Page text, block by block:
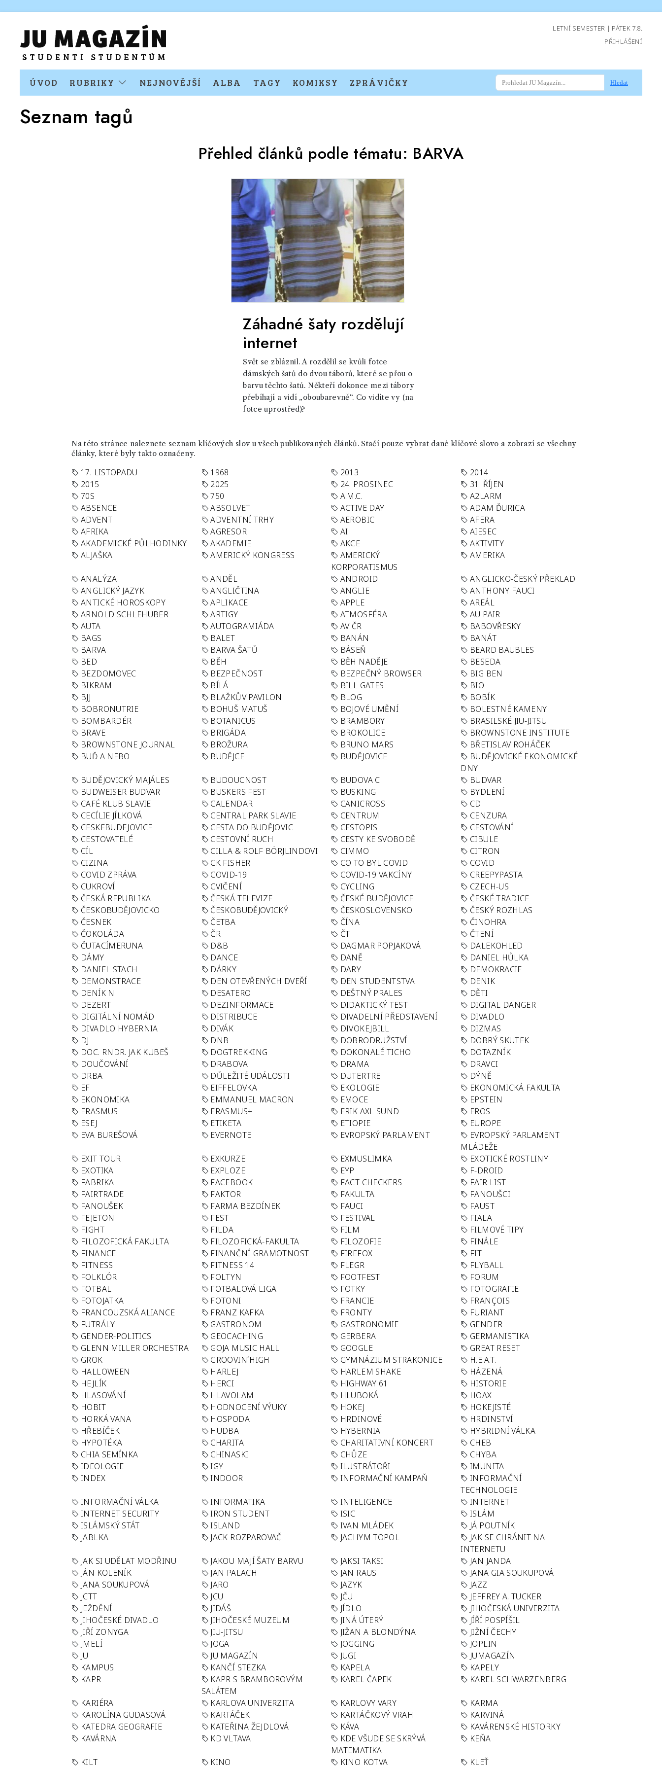
LETNÍ SEMESTER | PÁTEK 7.8.
PŘIHLÁŠENÍ
ÚVOD RUBRIKY NEJNOVĚJŠÍ ALBA TAGY KOMIKSY ZPRÁVIČKY Hledat
Seznam tagů
Přehled článků podle tématu: BARVA
Záhadné šaty rozdělují
internet
Svět se zbláznil. A rozdělil se kvůli fotce
dámských šatů do dvou táborů, které se přou o
barvu těchto šatů. Někteří dokonce mezi tábory
přebíhají a vidí „oboubarevně“. Co vidíte vy (na
fotce uprostřed)?
Na této stránce naleznete seznam klíčových slov u všech publikovaných článků. Stačí pouze vybrat dané klíčové slovo a zobrazí se všechny
články, které byly takto označeny.
17. LISTOPADU 1968 2013
2014
2015
2025 24. PROSINEC
31. ŘÍJEN
70S
750 A.M.C.
A2LARM
ABSENCE
ABSOLVET ACTIVE DAY
ADAM ĎURICA
ADVENT
ADVENTNÍ TRHY AEROBIC
AFERA
AFRIKA
AGRESOR AI
AIESEC
AKADEMICKÉ PŮLHODINKY
AKADEMIE AKCE
AKTIVITY
ALJAŠKA
AMERICKÝ KONGRESS
AMERICKÝ
KORPORATISMUS
AMERIKA
ANALÝZA ANDĚL ANDROID
ANGLICKO-ČESKÝ PŘEKLAD
ANGLICKÝ JAZYK
ANGLIČTINA ANGLIE
ANTHONY FAUCI
ANTICKÉ HOROSKOPY
APLIKACE APPLE
AREÁL
ARNOLD SCHLEHUBER
ARTIGY ATMOSFÉRA
AU PAIR
AUTA
AUTOGRAMIÁDA AV ČR
BABOVŘESKY
BAGS
BALET BANÁN
BANÁT
BARVA
BARVA ŠATŮ BÁSEŇ
BEARD BAUBLES
BED
BĚH BĚH NADĚJE
BESEDA
BEZDOMOVEC
BEZPEČNOST BEZPEČNÝ BROWSER
BIG BEN
BIKRAM
BÍLÁ BILL GATES
BIO
BJJ
BLAŽKŮV PAVILON BLOG
BOBÍK
BOBRONUTRIE
BOHUŠ MATUŠ BOJOVÉ UMĚNÍ
BOLESTNÉ KAMENY
BOMBARDÉR
BOTANICUS BRAMBORY
BRASILSKÉ JIU-JITSU
BRAVE
BRIGÁDA BROKOLICE
BROWNSTONE INSTITUTE
BROWNSTONE JOURNAL
BROŽURA BRUNO MARS
BŘETISLAV ROHÁČEK
BUĎ A NEBO
BUDĚJCE BUDĚJOVICE
BUDĚJOVICKÉ EKONOMICKÉ
DNY
BUDĚJOVICKÝ MAJÁLES
BUDOUCNOST BUDOVA C
BUDVAR
BUDWEISER BUDVAR
BUSKERS FEST BUSKING
BYDLENÍ
CAFÉ KLUB SLAVIE
CALENDAR CANICROSS
CD
CECÍLIE JÍLKOVÁ
CENTRAL PARK SLAVIE CENTRUM
CENZURA
CESKEBUDEJOVICE
CESTA DO BUDĚJOVIC CESTOPIS
CESTOVÁNÍ
CESTOVATELÉ
CESTOVNÍ RUCH CESTY KE SVOBODĚ
CIBULE
CÍL
CILLA & ROLF BÖRJLINDOVI CIMMO
CITRON
CIZINA
CK FISHER CO TO BYL COVID
COVID
COVID ZPRÁVA
COVID-19 COVID-19 VAKCÍNY
CREEPYPASTA
CUKROVÍ
CVIČENÍ CYCLING
CZECH-US
ČESKÁ REPUBLIKA
ČESKÁ TELEVIZE ČESKÉ BUDĚJOVICE
ČESKÉ TRADICE
ČESKOBUDĚJOVICKO
ČESKOBUDĚJOVICKÝ ČESKOSLOVENSKO
ČESKÝ ROZHLAS
ČESNEK
ČETBA ČÍNA
ČINOHRA
ČOKOLÁDA
ČR ČT
ČTENÍ
ČUTACÍMERUNA
D&B DAGMAR POPJAKOVÁ
DALEKOHLED
DÁMY
DANCE DANĚ
DANIEL HŮLKA
DANIEL STACH
DÁRKY DARY
DEMOKRACIE
DEMONSTRACE
DEN OTEVŘENÝCH DVEŘÍ DEN STUDENTSTVA
DENIK
DENÍK N
DESATERO DEŠTNÝ PRALES
DĚTI
DEZERT
DEZINFORMACE DIDAKTICKÝ TEST
DIGITAL DANGER
DIGITÁLNÍ NOMÁD
DISTRIBUCE DIVADELNÍ PŘEDSTAVENÍ
DIVADLO
DIVADLO HYBERNIA
DIVÁK DIVOKEJBILL
DIZMAS
DJ
DNB DOBRODRUŽSTVÍ
DOBRÝ SKUTEK
DOC. RNDR. JAK KUBEŠ
DOGTREKKING DOKONALÉ TICHO
DOTAZNÍK
DOUČOVÁNÍ
DRABOVA DRAMA
DRAVCI
DRBA
DŮLEŽITÉ UDÁLOSTI DUTERTRE
DÝNĚ
EF
EIFFELOVKA EKOLOGIE
EKONOMICKÁ FAKULTA
EKONOMIKA
EMMANUEL MACRON EMOCE
EPSTEIN
ERASMUS
ERASMUS+ ERIK AXL SUND
EROS
ESEJ
ETIKETA ETIOPIE
EUROPE
EVA BUREŠOVÁ
EVERNOTE EVROPSKÝ PARLAMENT
EVROPSKÝ PARLAMENT
MLÁDEŽE
EXIT TOUR
EXKURZE EXMUSLIMKA
EXOTICKÉ ROSTLINY
EXOTIKA
EXPLOZE EYP
F-DROID
FABRIKA
FACEBOOK FACT-CHECKERS
FAIR LIST
FAIRTRADE
FAKTOR FAKULTA
FANOUŠCI
FANOUŠEK
FARMA BEZDÍNEK FAUCI
FAUST
FEJETON
FEST FESTIVAL
FIALA
FIGHT
FILDA FILM
FILMOVÉ TIPY
FILOZOFICKÁ FAKULTA
FILOZOFICKÁ-FAKULTA FILOZOFIE
FINÁLE
FINANCE
FINANČNÍ-GRAMOTNOST FIREFOX
FIT
FITNESS
FITNESS 14 FLEGR
FLYBALL
FOLKLÓR
FOLTYN FOOTFEST
FORUM
FOTBAL
FOTBALOVÁ LIGA FOTKY
FOTOGRAFIE
FOTOJATKA
FOTONI FRANCIE
FRANÇOIS
FRANCOUZSKÁ ALIANCE
FRANZ KAFKA FRONTY
FURIANT
FUTRÁLY
GASTRONOM GASTRONOMIE
GENDER
GENDER-POLITICS
GEOCACHING GERBERA
GERMANISTIKA
GLENN MILLER ORCHESTRA
GOJA MUSIC HALL GOOGLE
GREAT RESET
GROK
GROOVIN´HIGH GYMNÁZIUM STRAKONICE
H.E.A.T.
HALLOWEEN
HARLEJ HARLEM SHAKE
HÁZENÁ
HEJLÍK
HERCI HIGHWAY 61
HISTORIE
HLASOVÁNÍ
HLAVOLAM HLUBOKÁ
HOAX
HOBIT
HODNOCENÍ VÝUKY HOKEJ
HOKEJISTÉ
HORKÁ VANA
HOSPODA HRDINOVÉ
HRDINSTVÍ
HŘEBÍČEK
HUDBA HYBERNIA
HYBRIDNÍ VÁLKA
HYPOTÉKA
CHARITA CHARITATIVNÍ KONCERT
CHEB
CHIA SEMÍNKA
CHINASKI CHŮZE
CHYBA
IDEOLOGIE
IGY ILUSTRÁTOŘI
IMUNITA
INDEX
INDOOR INFORMAČNÍ KAMPAŇ
INFORMAČNÍ
TECHNOLOGIE
INFORMAČNÍ VÁLKA
INFORMATIKA INTELIGENCE
INTERNET
INTERNET SECURITY
IRON STUDENT ISIC
ISLÁM
ISLÁMSKÝ STÁT
ISLAND IVAN MLÁDEK
JÁ POUTNÍK
JABLKA
JACK ROZPAROVAČ JACHYM TOPOL
JAK SE CHRÁNIT NA
INTERNETU
JAK SI UDĚLAT MODŘINU
JAKOU MAJÍ ŠATY BARVU JAKSI TAKSI
JAN JANDA
JÁN KOLENÍK
JAN PALACH JAN RAUS
JANA GIA SOUKUPOVÁ
JANA SOUKUPOVÁ
JARO JAZYK
JAZZ
JCTT
JCU JČU
JEFFREY A. TUCKER
JEŽDĚNÍ
JIDÁŠ JÍDLO
JIHOČESKÁ UNIVERZITA
JIHOČESKÉ DIVADLO
JIHOČESKÉ MUZEUM JINÁ ÚTERÝ
JÍŘÍ POSPÍŠIL
JIŘÍ ZONYGA
JIU-JITSU JIŽAN A BLONDÝNA
JIŽNÍ ČECHY
JMELÍ
JOGA JOGGING
JOPLIN
JU
JU MAGAZÍN JUGI
JUMAGAZÍN
KAMPUS
KANČÍ STEZKA KAPELA
KAPELY
KAPR
KAPR S BRAMBOROVÝM
SALÁTEM
KAREL ČAPEK KAREL SCHWARZENBERG
KARIÉRA KARLOVA UNIVERZITA KARLOVY VARY
KARMA
KAROLÍNA GUDASOVÁ
KARTÁČEK KARTÁČKOVÝ VRAH
KARVINÁ
KATEDRA GEOGRAFIE
KATEŘINA ŽEJDLOVÁ KÁVA
KAVÁRENSKÉ HISTORKY
KAVÁRNA
KD VLTAVA
KDE VŠUDE SE SKRÝVÁ
MATEMATIKA
KEŇA
KILT KINO KINO KOTVA KLEŤ